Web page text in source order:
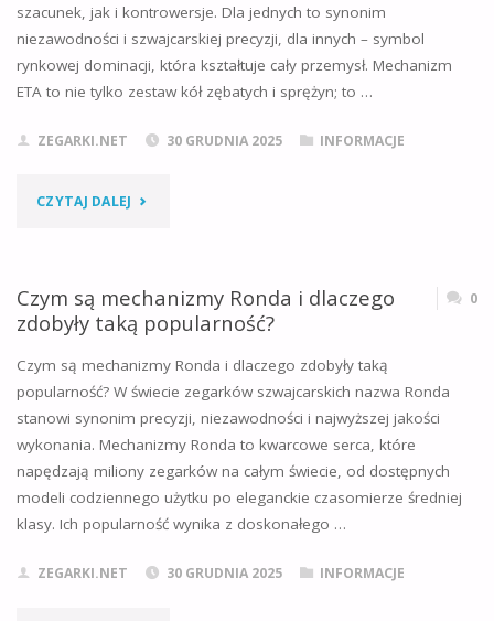
ZEGAREK
DLA
DZIADKA?
PODSTAWOWE
szacunek, jak i kontrowersje. Dla jednych to synonim
niezawodności i szwajcarskiej precyzji, dla innych – symbol
rynkowej dominacji, która kształtuje cały przemysł. Mechanizm
ETA to nie tylko zestaw kół zębatych i sprężyn; to …
ZEGARKI.NET 30 GRUDNIA 2025 INFORMACJE
CZYTAJ DALEJ "CZYM
MECHANIZM
ETA
I
DLACZEGO
DOMINUJE
W
Czym są mechanizmy Ronda i dlaczego
zdobyły taką popularność?
0
Czym są mechanizmy Ronda i dlaczego zdobyły taką
popularność? W świecie zegarków szwajcarskich nazwa Ronda
stanowi synonim precyzji, niezawodności i najwyższej jakości
wykonania. Mechanizmy Ronda to kwarcowe serca, które
napędzają miliony zegarków na całym świecie, od dostępnych
modeli codziennego użytku po eleganckie czasomierze średniej
klasy. Ich popularność wynika z doskonałego …
ZEGARKI.NET 30 GRUDNIA 2025 INFORMACJE